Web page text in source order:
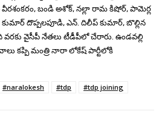
వీరశంకరం, బండి అశోక్, నల్లా రామ కిషోర్, పామెర్ల
దొప్పలపూడి, ఎన్. దిలీప్ కుమార్, బొల్లిన
వైసీపీ నేతలు టీడీపీలో చేరారు. ఉండవల్లి
కప్పి మంత్రి నారా లోకేష్ పార్టీలోకి
#naralokesh #tdp #tdp joining